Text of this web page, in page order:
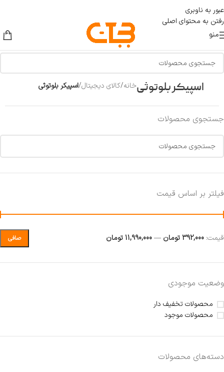
عبور به ناوبری
رفتن به محتوای اصلی
منو
اسپیکر بلوتوثیخانه/کالای دیجیتال/اسپیکر بلوتوثی
جستجوی محصولات
فیلتر بر اساس قیمت
صافی قيمت: 392,000 تومان —11,990,000 تومان
وضعیت موجودی
محصولات تخفیف دار
محصولات موجود
دسته‌های محصولات